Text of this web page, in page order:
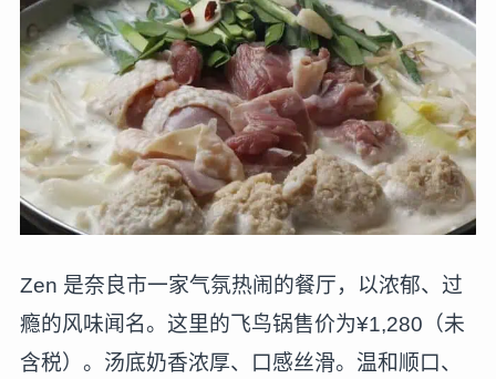
Zen 是奈良市一家气氛热闹的餐厅，以浓郁、过
瘾的风味闻名。这里的飞鸟锅售价为¥1,280（未
含税）。汤底奶香浓厚、口感丝滑。温和顺口、